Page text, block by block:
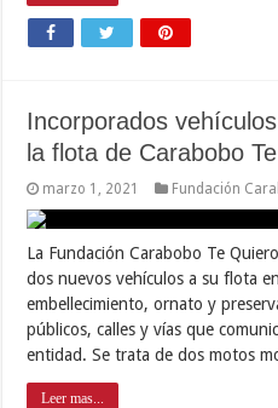
Incorporados
la flota de Carabobo
marzo 1, 2021 Fundación
La Fundación Carabobo Te
dos nuevos vehículos a su flota
embellecimiento, ornato y
públicos, calles y vías que
entidad. Se trata de dos motos
Leer mas...